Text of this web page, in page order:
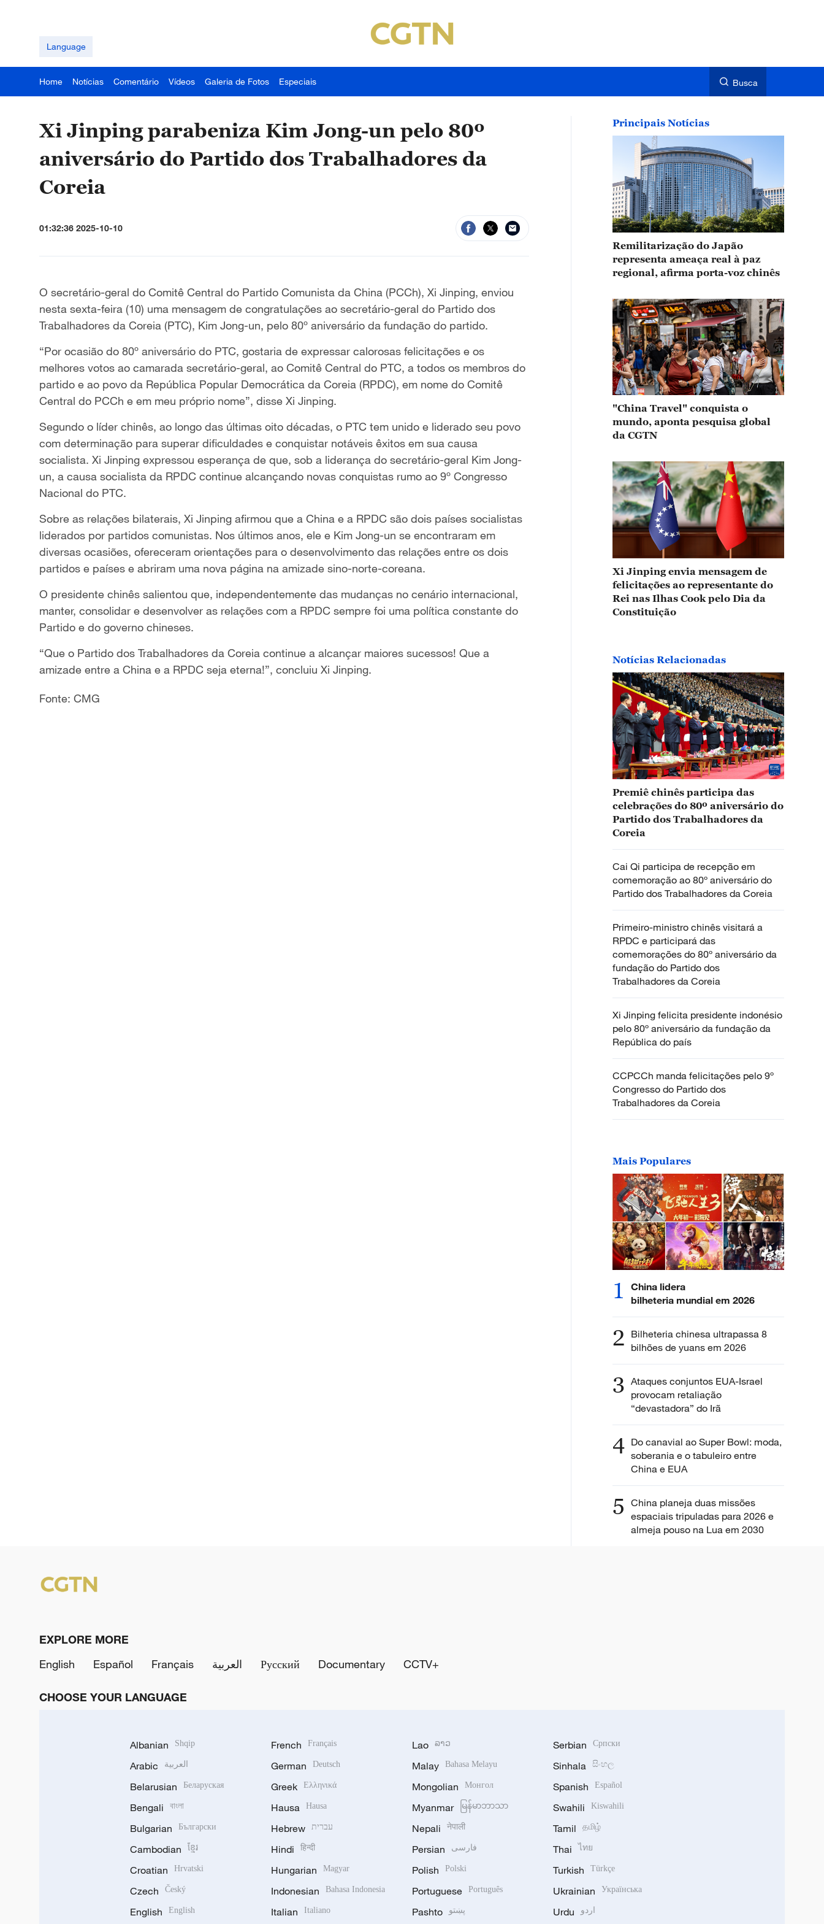
Language
Home Notícias Comentário Vídeos Galeria de Fotos Especiais Busca
Xi Jinping parabeniza Kim Jong-un pelo 80º
aniversário do Partido dos Trabalhadores da
Coreia
01:32:36 2025-10-10
O secretário-geral do Comitê Central do Partido Comunista da China (PCCh), Xi Jinping, enviou
nesta sexta-feira (10) uma mensagem de congratulações ao secretário-geral do Partido dos
Trabalhadores da Coreia (PTC), Kim Jong-un, pelo 80º aniversário da fundação do partido.
“Por ocasião do 80º aniversário do PTC, gostaria de expressar calorosas felicitações e os
melhores votos ao camarada secretário-geral, ao Comitê Central do PTC, a todos os membros do
partido e ao povo da República Popular Democrática da Coreia (RPDC), em nome do Comitê
Central do PCCh e em meu próprio nome”, disse Xi Jinping.
Segundo o líder chinês, ao longo das últimas oito décadas, o PTC tem unido e liderado seu povo
com determinação para superar dificuldades e conquistar notáveis êxitos em sua causa
socialista. Xi Jinping expressou esperança de que, sob a liderança do secretário-geral Kim Jong-
un, a causa socialista da RPDC continue alcançando novas conquistas rumo ao 9º Congresso
Nacional do PTC.
Sobre as relações bilaterais, Xi Jinping afirmou que a China e a RPDC são dois países socialistas
liderados por partidos comunistas. Nos últimos anos, ele e Kim Jong-un se encontraram em
diversas ocasiões, ofereceram orientações para o desenvolvimento das relações entre os dois
partidos e países e abriram uma nova página na amizade sino-norte-coreana.
O presidente chinês salientou que, independentemente das mudanças no cenário internacional,
manter, consolidar e desenvolver as relações com a RPDC sempre foi uma política constante do
Partido e do governo chineses.
“Que o Partido dos Trabalhadores da Coreia continue a alcançar maiores sucessos! Que a
amizade entre a China e a RPDC seja eterna!”, concluiu Xi Jinping.
Fonte: CMG
Principais Notícias
Remilitarização do Japão
representa ameaça real à paz
regional, afirma porta-voz chinês
"China Travel" conquista o
mundo, aponta pesquisa global
da CGTN
Xi Jinping envia mensagem de
felicitações ao representante do
Rei nas Ilhas Cook pelo Dia da
Constituição
Notícias Relacionadas
Premiê chinês participa das
celebrações do 80º aniversário do
Partido dos Trabalhadores da
Coreia
Cai Qi participa de recepção em
comemoração ao 80º aniversário do
Partido dos Trabalhadores da Coreia
Primeiro-ministro chinês visitará a
RPDC e participará das
comemorações do 80º aniversário da
fundação do Partido dos
Trabalhadores da Coreia
Xi Jinping felicita presidente indonésio
pelo 80º aniversário da fundação da
República do país
CCPCCh manda felicitações pelo 9º
Congresso do Partido dos
Trabalhadores da Coreia
Mais Populares
1
China lidera
bilheteria mundial em 2026
2 Bilheteria chinesa ultrapassa 8
bilhões de yuans em 2026
3 Ataques conjuntos EUA-Israel
provocam retaliação
“devastadora” do Irã
4 Do canavial ao Super Bowl: moda,
soberania e o tabuleiro entre
China e EUA
5 China planeja duas missões
espaciais tripuladas para 2026 e
almeja pouso na Lua em 2030
EXPLORE MORE
English
Español Français العربية Русский Documentary CCTV+
CHOOSE YOUR LANGUAGE
Albanian Shqip
Arabic العربية
Belarusian Беларуская
Bengali বাংলা
Bulgarian Български
Cambodian ខ្មែរ
Croatian Hrvatski
Czech Český
English English
French Français
German Deutsch
Greek Ελληνικά
Hausa Hausa
Hebrew עברית
Hindi हिन्दी
Hungarian Magyar
Indonesian Bahasa Indonesia
Italian Italiano
Lao ລາວ
Malay Bahasa Melayu
Mongolian Монгол
Myanmar မြန်မာဘာသာ
Nepali नेपाली
Persian فارسی
Polish Polski
Portuguese Português
Pashto پښتو
Serbian Српски
Sinhala සිංහල
Spanish Español
Swahili Kiswahili
Tamil தமிழ்
Thai ไทย
Turkish Türkçe
Ukrainian Українська
Urdu اردو